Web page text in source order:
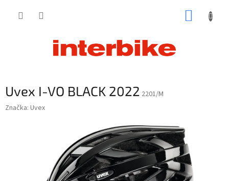
Uvex I-VO BLACK 2022 2201/M
Značka: Uvex